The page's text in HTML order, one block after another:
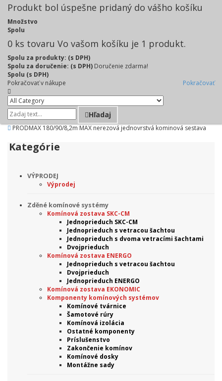
Produkt bol úspešne pridaný do vášho košíku
Množstvo
Spolu
0 ks tovaru Vo vašom košíku je 1 produkt.
Spolu za produkty: (s DPH)
Spolu za doručenie: (s DPH) Doručenie zdarma!
Spolu (s DPH)
Pokračovať v nákupe
Pokračovať
Hľadaj
PRODMAX 180/90/8,2m MAX nerezová jednovrstvá kominová sestava
Kategórie
VÝPRODEJ
Výprodej
Zděné komínové systémy
Komínová zostava SKC-CM
Jednoprieduch SKC-CM
Jednoprieduch s vetracou šachtou
Jednoprieduch s dvoma vetracími šachtami
Dvojprieduch
Komínová zostava ENERGO
Jednoprieduch s vetracou šachtou
Dvojprieduch
Jednoprieduch ENERGO
Komínová zostava EKONOMIC
Komponenty komínových systémov
Komínové tvárnice
Šamotové rúry
Komínová izolácia
Ostatné komponenty
Príslušenstvo
Zakončenie komínov
Komínové dosky
Montážne sady